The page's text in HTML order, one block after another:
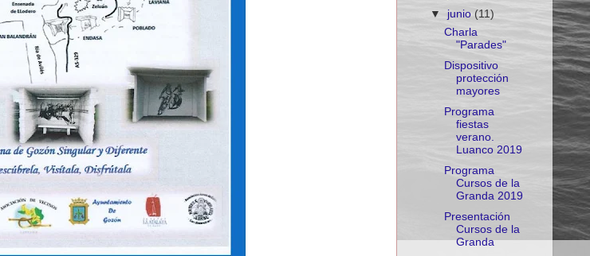
▼junio (11)
Charla
"Parades"
Dispositivo
protección
mayores
Programa
fiestas
verano.
Luanco 2019
Programa
Cursos de la
Granda 2019
Presentación
Cursos de la
Granda